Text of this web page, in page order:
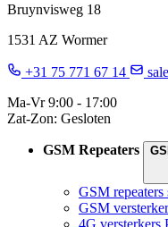
Bruynvisweg 18
1531 AZ Wormer
+31 75 771 67 14
Ma-Vr 9:00 - 17:00
Zat-Zon: Gesloten
GSM Repeaters
GSM
GSM
4G versterkers